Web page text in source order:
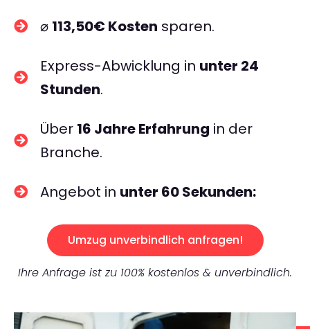
⌀ 113,50€ Kosten sparen.
Express-Abwicklung in unter 24
Stunden.
Über 16 Jahre Erfahrung in der
Branche.
Angebot in unter 60 Sekunden:
Umzug unverbindlich anfragen!
Ihre Anfrage ist zu 100% kostenlos & unverbindlich.